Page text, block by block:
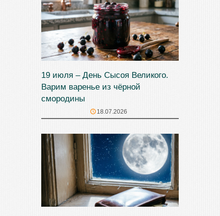
19 июля – День Сысоя Великого.
Варим варенье из чёрной
смородины
18.07.2026